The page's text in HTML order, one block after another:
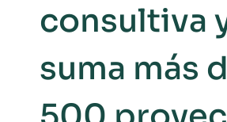
consultiva
suma más